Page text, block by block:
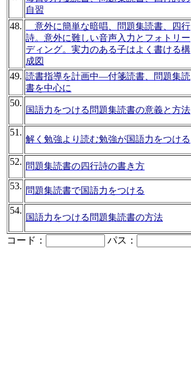
自習
48.
意外に簡単な暗唱、問題集読書、四行
詩。意外に難しい音声入力とフォトリー
ディング。実力のある子はよく書ける構
成図
49. 読書指導を計画中―付箋読書、問題集読
書を中心に
50.
国語力をつける問題集読書の意義と方法
51.
解く勉強より読む勉強が国語力をつける
52. 問題集読書の四行詩の書き方
53. 問題集読書で国語力をつける
54.
国語力をつける問題集読書の方法
コード：
パス：